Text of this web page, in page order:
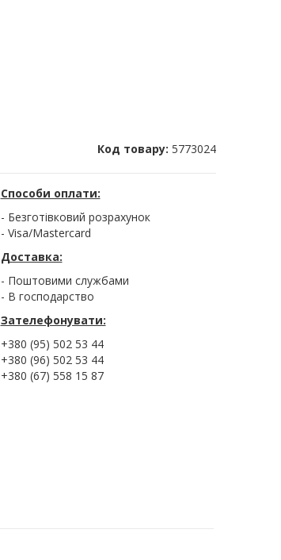
Код товару: 5773024
Способи оплати:
- Безготівковий розрахунок
- Visa/Mastercard
Доставка:
- Поштовими службами
- В господарство
Зателефонувати:
+380 (95) 502 53 44
+380 (96) 502 53 44
+380 (67) 558 15 87